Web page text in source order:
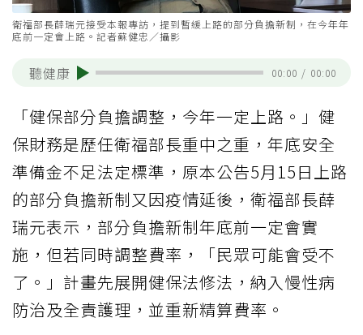
衛福部長薛瑞元接受本報專訪，提到暫緩上路的部分負擔新制，在今年年
底前一定會上路。記者蘇健忠／攝影
聽健康 00:00 / 00:00
「健保部分負擔調整，今年一定上路。」健
保財務是歷任衛福部長重中之重，年底安全
準備金不足法定標準，原本公告5月15日上路
的部分負擔新制又因疫情延後，衛福部長薛
瑞元表示，部分負擔新制年底前一定會實
施，但若同時調整費率，「民眾可能會受不
了。」計畫先展開健保法修法，納入慢性病
防治及全責護理，並重新精算費率。